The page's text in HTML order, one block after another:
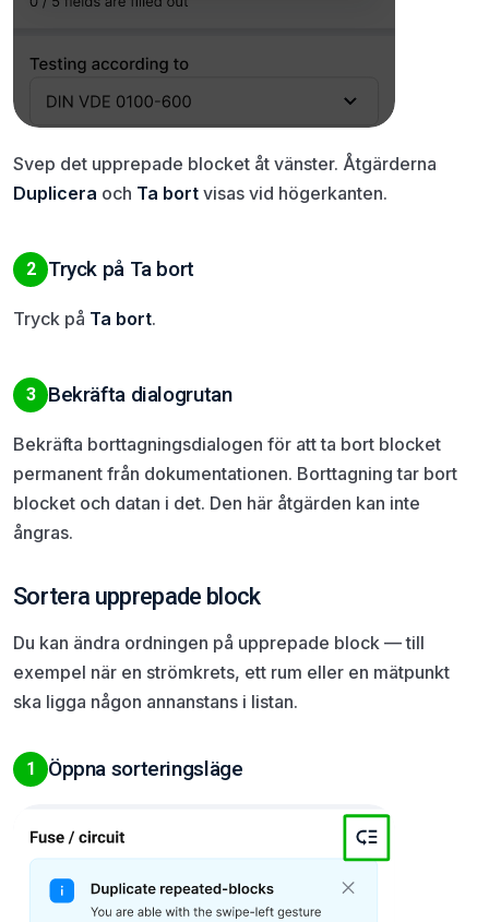
Svep det upprepade blocket åt vänster. Åtgärderna
Duplicera och Ta bort visas vid högerkanten.
2 Tryck på Ta bort
Tryck på Ta bort.
3 Bekräfta dialogrutan
Bekräfta borttagningsdialogen för att ta bort blocket
permanent från dokumentationen. Borttagning tar bort
blocket och datan i det. Den här åtgärden kan inte
ångras.
Sortera upprepade block
Du kan ändra ordningen på upprepade block — till
exempel när en strömkrets, ett rum eller en mätpunkt
ska ligga någon annanstans i listan.
1 Öppna sorteringsläge